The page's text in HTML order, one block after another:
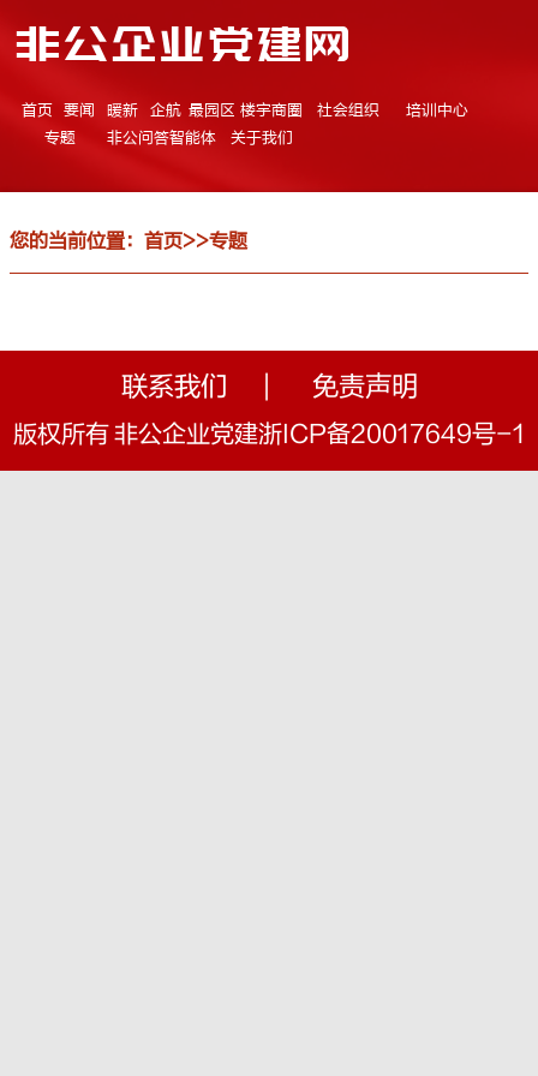
非公企业党建网
首页 要闻 暖新 企航 最园区 楼宇商圈 社会组织
培训中心
专题
非公问答智能体 关于我们
您的当前位置： 首页>>专题
联系我们 免责声明
版权所有 非公企业党建浙ICP备20017649号-1